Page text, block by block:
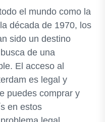
el mundo como la
década de 1970, los
sido un destino
de una
El acceso al
es legal y
puedes comprar y
en estos